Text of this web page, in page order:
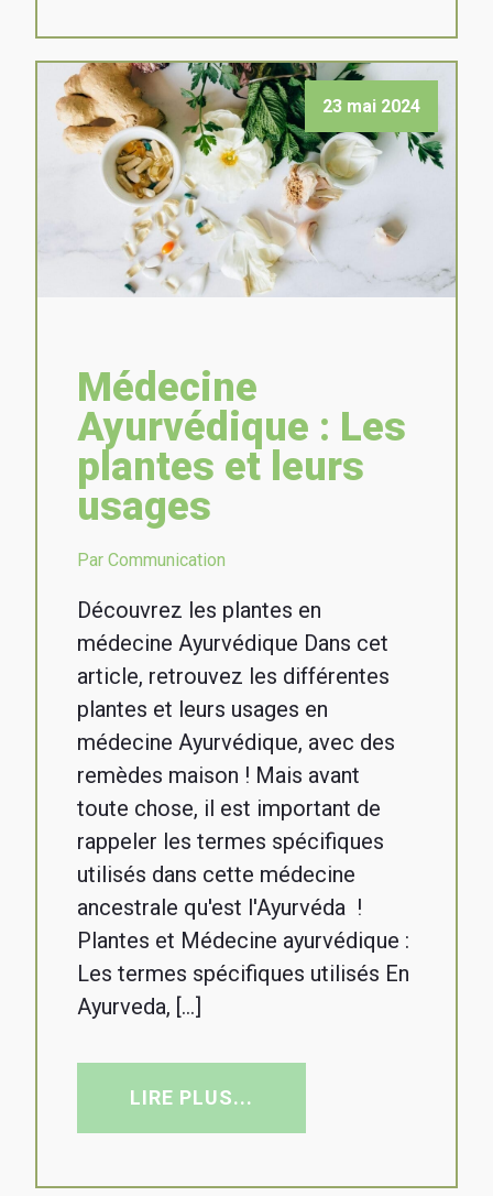
23 mai 2024
Médecine
Ayurvédique : Les
plantes et leurs
usages
Par Communication
Découvrez les plantes en
médecine Ayurvédique Dans cet
article, retrouvez les différentes
plantes et leurs usages en
médecine Ayurvédique, avec des
remèdes maison ! Mais avant
toute chose, il est important de
rappeler les termes spécifiques
utilisés dans cette médecine
ancestrale qu'est l'Ayurvéda !
Plantes et Médecine ayurvédique :
Les termes spécifiques utilisés En
Ayurveda, […]
LIRE PLUS...